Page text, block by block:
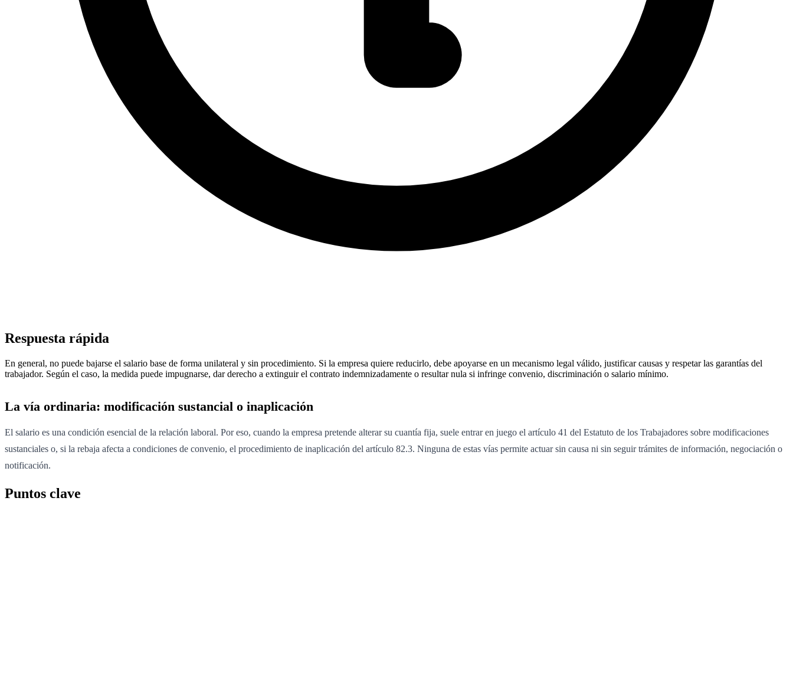
Respuesta rápida
En general, no puede bajarse el salario base de forma unilateral y sin procedimiento. Si la empresa quiere reducirlo, debe apoyarse en un mecanismo legal válido, justificar causas y respetar las garantías del
trabajador. Según el caso, la medida puede impugnarse, dar derecho a extinguir el contrato indemnizadamente o resultar nula si infringe convenio, discriminación o salario mínimo.
La vía ordinaria: modificación sustancial o inaplicación
El salario es una condición esencial de la relación laboral. Por eso, cuando la empresa pretende alterar su cuantía fija, suele entrar en juego el artículo 41 del Estatuto de los Trabajadores sobre modificaciones
sustanciales o, si la rebaja afecta a condiciones de convenio, el procedimiento de inaplicación del artículo 82.3. Ninguna de estas vías permite actuar sin causa ni sin seguir trámites de información, negociación o
notificación.
Puntos clave